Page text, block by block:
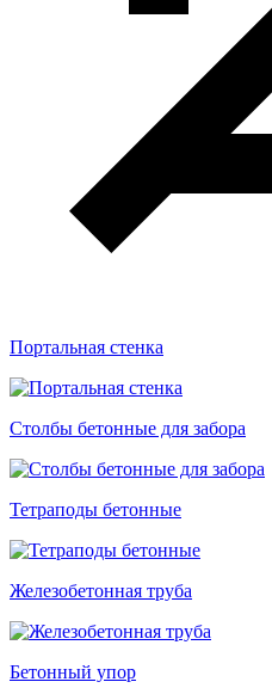
Портальная стенка
Столбы бетонные для забора
Тетраподы бетонные
Железобетонная труба
Бетонный упор